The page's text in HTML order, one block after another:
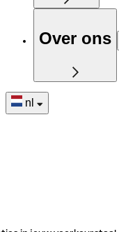
Over ons
nl